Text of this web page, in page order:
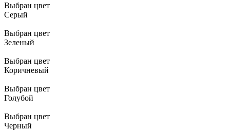
Выбран цвет
Серый
Выбран цвет
Зеленый
Выбран цвет
Коричневый
Выбран цвет
Голубой
Выбран цвет
Черный